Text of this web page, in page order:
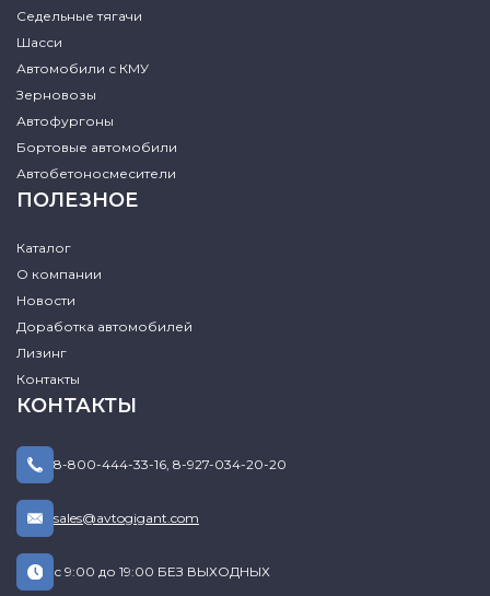
Седельные тягачи
Шасси
Автомобили с КМУ
Зерновозы
Автофургоны
Бортовые автомобили
Автобетоносмесители
ПОЛЕЗНОЕ
Каталог
О компании
Новости
Доработка автомобилей
Лизинг
Контакты
КОНТАКТЫ
8-800-444-33-16, 8-927-034-20-20
sales@avtogigant.com
с 9:00 до 19:00 БЕЗ ВЫХОДНЫХ